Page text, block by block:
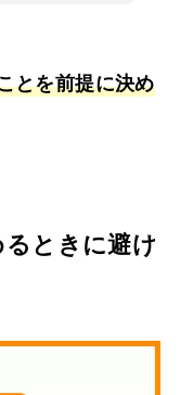
とを前提に決め
ときに避け